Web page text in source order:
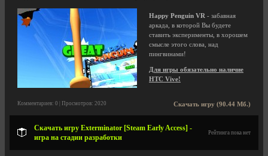
Happy Penguin VR - забавная
аркада, в которой Вы будете
ставить эксперименты, в хорошем
смысле этого слова, над
пингвинами!
Для игры обязательно наличие
HTC Vive!
Скачать игру (90.44 Мб.)
Комментариев: 0 | Просмотров: 2020
Скачать игру Exterminator [Steam Early Access] -
игра на стадии разработки
Рейтинга пока нет